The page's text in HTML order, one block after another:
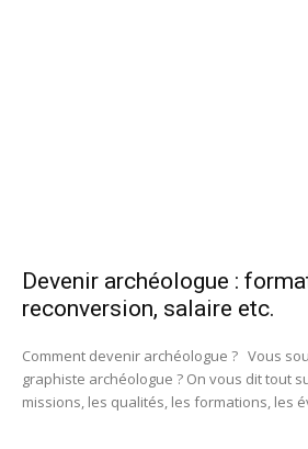
Devenir archéologue :
reconversion, salaire etc.
Comment devenir archéologue ? Vous souhaitez devenir
graphiste archéologue ? On vous dit tout
missions, les qualités, les formations, les